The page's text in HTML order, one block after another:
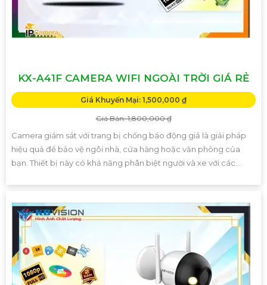
KX-A41F CAMERA WIFI NGOÀI TRỜI GIÁ RẺ
Giá Khuyến Mại: 1,500,000 ₫
Giá Bán: 1,800,000 ₫
Camera giám sát với trang bị chống báo động giả là giải pháp
hiệu quả để bảo vệ ngôi nhà, cửa hàng hoặc văn phòng của
bạn. Thiết bị này có khả năng phân biệt người và xe với các...